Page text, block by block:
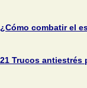
¿Cómo combatir el
21 Trucos antiestrés